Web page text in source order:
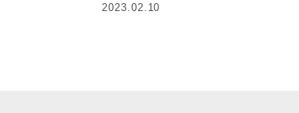
2023.02.10